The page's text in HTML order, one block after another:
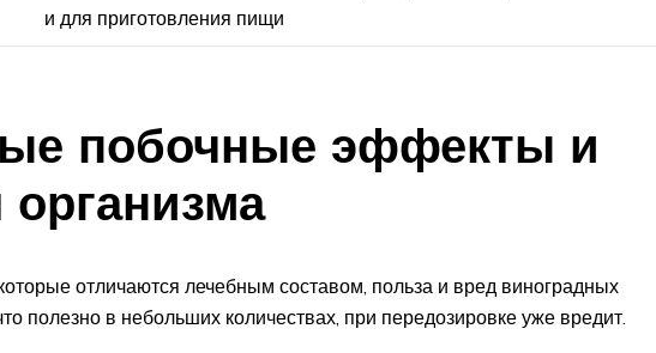
и для приготовления пищи
побочные эффекты и
отличаются лечебным составом, польза и вред виноградных
полезно в небольших количествах, при передозировке уже вредит.